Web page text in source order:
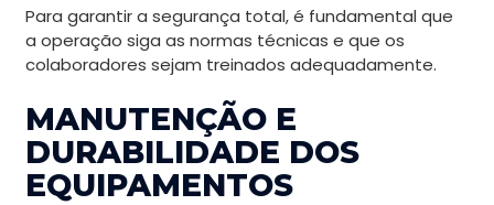
Para garantir a segurança total, é fundamental que
a operação siga as normas técnicas e que os
colaboradores sejam treinados adequadamente.
MANUTENÇÃO E
DURABILIDADE DOS
EQUIPAMENTOS